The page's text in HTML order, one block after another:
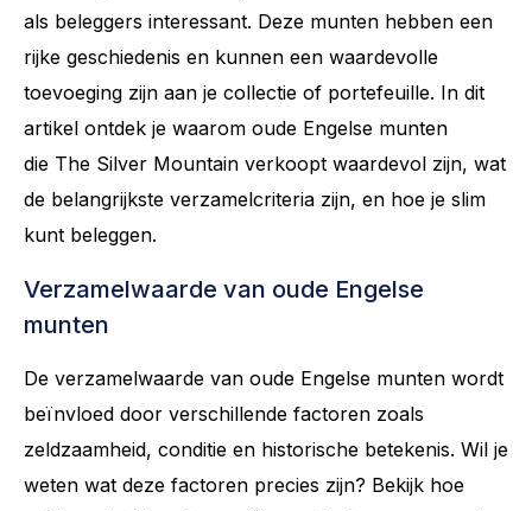
als beleggers interessant. Deze munten hebben een
rijke geschiedenis en kunnen een waardevolle
toevoeging zijn aan je collectie of portefeuille. In dit
artikel ontdek je waarom oude Engelse munten
die The Silver Mountain verkoopt waardevol zijn, wat
de belangrijkste verzamelcriteria zijn, en hoe je slim
kunt beleggen.
Verzamelwaarde van oude Engelse
munten
De verzamelwaarde van oude Engelse munten wordt
beïnvloed door verschillende factoren zoals
zeldzaamheid, conditie en historische betekenis. Wil je
weten wat deze factoren precies zijn? Bekijk hoe